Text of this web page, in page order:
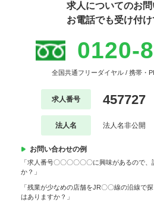
求人についてのお
お電話でも受け付
0120-
全国共通フリーダイヤル / 携帯・
求人番号 457727
法人名 法人名非公開
お問い合わせの例
「求人番号〇〇〇〇〇〇に興味があるので
か？」
「残業が少なめの店舗をJR〇〇線の沿線で
はありますか？」